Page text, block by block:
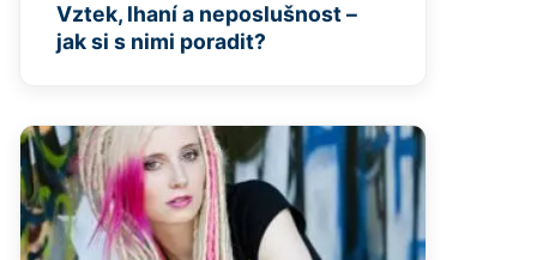
Vztek, lhaní a neposlušnost –
jak si s nimi poradit?